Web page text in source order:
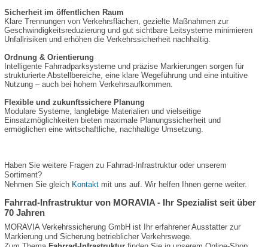
Sicherheit im öffentlichen Raum
Klare Trennungen von Verkehrsflächen, gezielte Maßnahmen zur
Geschwindigkeitsreduzierung und gut sichtbare Leitsysteme minimieren
Unfallrisiken und erhöhen die Verkehrssicherheit nachhaltig.
Ordnung & Orientierung
Intelligente Fahrradparksysteme und präzise Markierungen sorgen für
strukturierte Abstellbereiche, eine klare Wegeführung und eine intuitive
Nutzung – auch bei hohem Verkehrsaufkommen.
Flexible und zukunftssichere Planung
Modulare Systeme, langlebige Materialien und vielseitige
Einsatzmöglichkeiten bieten maximale Planungssicherheit und
ermöglichen eine wirtschaftliche, nachhaltige Umsetzung.
Haben Sie weitere Fragen zu Fahrrad-Infrastruktur oder unserem
Sortiment?
Nehmen Sie gleich Kontaktmit uns auf. Wir helfen Ihnen gerne weiter.
Fahrrad-Infrastruktur von MORAVIA - Ihr Spezialist seit über
70 Jahren
MORAVIA Verkehrssicherung GmbH ist Ihr erfahrener Ausstatter zur
Markierung und Sicherung betrieblicher Verkehrswege.